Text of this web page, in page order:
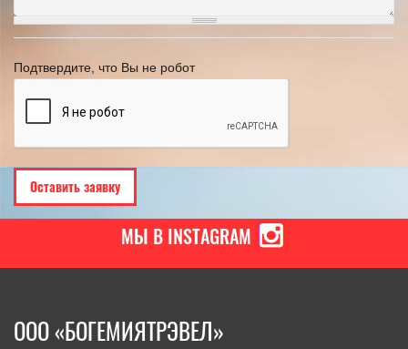
Подтвердите, что Вы не робот
МЫ В INSTAGRAM
ООО «БОГЕМИЯТРЭВЕЛ»